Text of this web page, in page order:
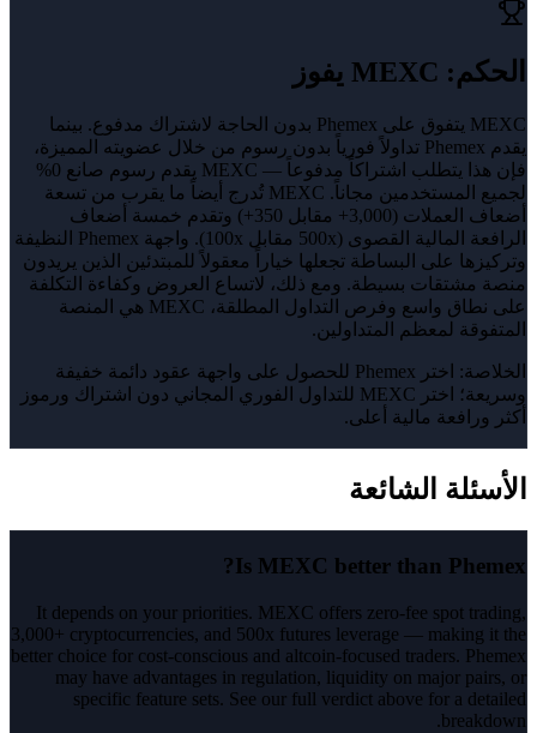
الحكم: MEXC يفوز
MEXC يتفوق على Phemex بدون الحاجة لاشتراك مدفوع. بينما
يقدم Phemex تداولاً فورياً بدون رسوم من خلال عضويته المميزة،
فإن هذا يتطلب اشتراكاً مدفوعاً — MEXC يقدم رسوم صانع 0%
لجميع المستخدمين مجاناً. MEXC تُدرج أيضاً ما يقرب من تسعة
أضعاف العملات (3,000+ مقابل 350+) وتقدم خمسة أضعاف
الرافعة المالية القصوى (500x مقابل 100x). واجهة Phemex النظيفة
وتركيزها على البساطة تجعلها خياراً معقولاً للمبتدئين الذين يريدون
منصة مشتقات بسيطة. ومع ذلك، لاتساع العروض وكفاءة التكلفة
على نطاق واسع وفرص التداول المطلقة، MEXC هي المنصة
المتفوقة لمعظم المتداولين.
الخلاصة:
اختر Phemex للحصول على واجهة عقود دائمة خفيفة
وسريعة؛ اختر MEXC للتداول الفوري المجاني دون اشتراك ورموز
أكثر ورافعة مالية أعلى.
الأسئلة الشائعة
Is MEXC better than Phemex?
It depends on your priorities. MEXC offers zero-fee spot trading,
3,000+ cryptocurrencies, and 500x futures leverage — making it the
better choice for cost-conscious and altcoin-focused traders. Phemex
may have advantages in regulation, liquidity on major pairs, or
specific feature sets. See our full verdict above for a detailed
breakdown.